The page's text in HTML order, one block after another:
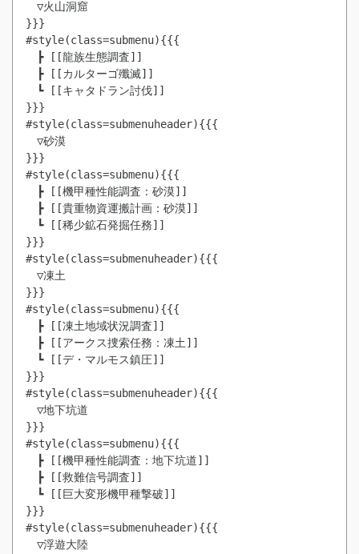
▽火山洞窟
}}}
#style(class=submenu){{{
┣ [[龍族生態調査]]
┣ [[カルターゴ殲滅]]
┗ [[キャタドラン討伐]]
}}}
#style(class=submenuheader){{{
▽砂漠
}}}
#style(class=submenu){{{
┣ [[機甲種性能調査：砂漠]]
┣ [[貴重物資運搬計画：砂漠]]
┗ [[稀少鉱石発掘任務]]
}}}
#style(class=submenuheader){{{
▽凍土
}}}
#style(class=submenu){{{
┣ [[凍土地域状況調査]]
┣ [[アークス捜索任務：凍土]]
┗ [[デ・マルモス鎮圧]]
}}}
#style(class=submenuheader){{{
▽地下坑道
}}}
#style(class=submenu){{{
┣ [[機甲種性能調査：地下坑道]]
┣ [[救難信号調査]]
┗ [[巨大変形機甲種撃破]]
}}}
#style(class=submenuheader){{{
▽浮遊大陸